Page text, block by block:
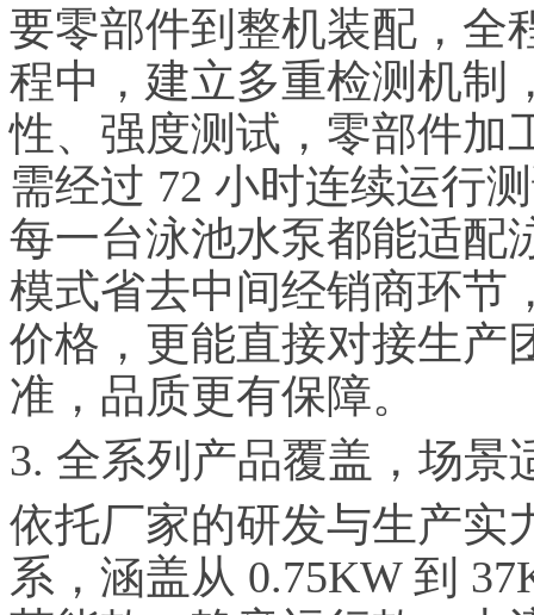
要零部件到整机装配，全
程中，建立多重检测机制
性、强度测试，零部件加
需经过 72 小时连续运行
每一台泳池水泵都能适配
模式省去中间经销商环节
价格，更能直接对接生产
准，品质更有保障。
3. 全系列产品覆盖，场景
依托厂家的研发与生产实
系，涵盖从 0.75KW 到